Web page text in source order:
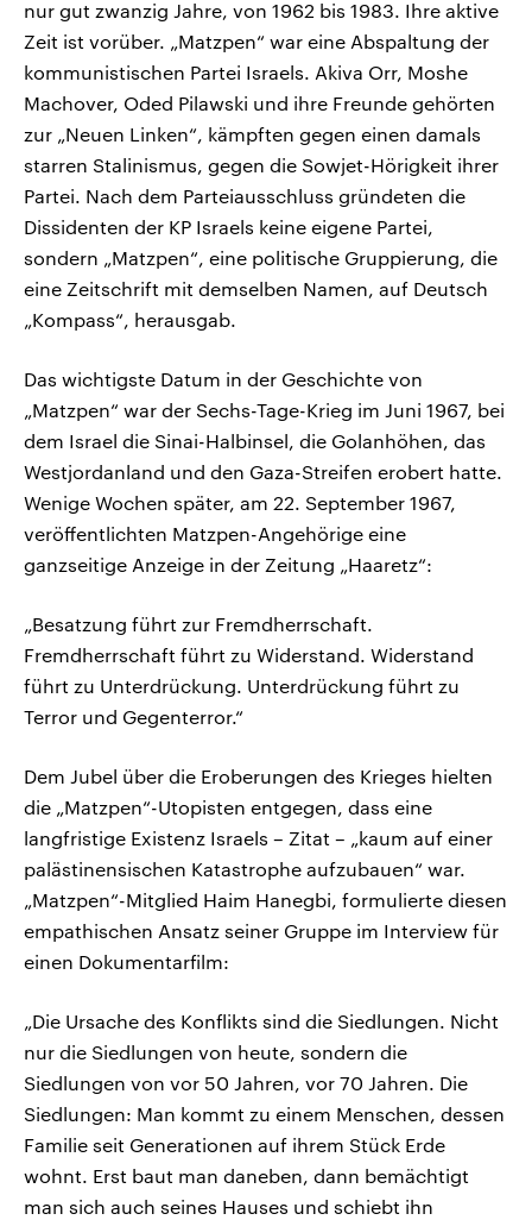
nur gut zwanzig Jahre, von 1962 bis 1983. Ihre aktive
Zeit ist vorüber. „Matzpen“ war eine Abspaltung der
kommunistischen Partei Israels. Akiva Orr, Moshe
Machover, Oded Pilawski und ihre Freunde gehörten
zur „Neuen Linken“, kämpften gegen einen damals
starren Stalinismus, gegen die Sowjet-Hörigkeit ihrer
Partei. Nach dem Parteiausschluss gründeten die
Dissidenten der KP Israels keine eigene Partei,
sondern „Matzpen“, eine politische Gruppierung, die
eine Zeitschrift mit demselben Namen, auf Deutsch
„Kompass“, herausgab.
Das wichtigste Datum in der Geschichte von
„Matzpen“ war der Sechs-Tage-Krieg im Juni 1967, bei
dem Israel die Sinai-Halbinsel, die Golanhöhen, das
Westjordanland und den Gaza-Streifen erobert hatte.
Wenige Wochen später, am 22. September 1967,
veröffentlichten Matzpen-Angehörige eine
ganzseitige Anzeige in der Zeitung „Haaretz“:
„Besatzung führt zur Fremdherrschaft.
Fremdherrschaft führt zu Widerstand. Widerstand
führt zu Unterdrückung. Unterdrückung führt zu
Terror und Gegenterror.“
Dem Jubel über die Eroberungen des Krieges hielten
die „Matzpen“-Utopisten entgegen, dass eine
langfristige Existenz Israels – Zitat – „kaum auf einer
palästinensischen Katastrophe aufzubauen“ war.
„Matzpen“-Mitglied Haim Hanegbi, formulierte diesen
empathischen Ansatz seiner Gruppe im Interview für
einen Dokumentarfilm:
„Die Ursache des Konflikts sind die Siedlungen. Nicht
nur die Siedlungen von heute, sondern die
Siedlungen von vor 50 Jahren, vor 70 Jahren. Die
Siedlungen: Man kommt zu einem Menschen, dessen
Familie seit Generationen auf ihrem Stück Erde
wohnt. Erst baut man daneben, dann bemächtigt
man sich auch seines Hauses und schiebt ihn